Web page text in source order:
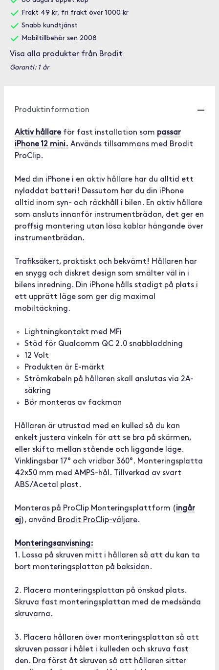
Frakt 49 kr, fri frakt över 1000 kr
Snabb kundtjänst
Mobiltillbehör sen 2008
Visa alla produkter från Brodit
Garanti: 1 år
Produktinformation
Aktiv hållareför fast installation som passar
iPhone 12 mini. Används tillsammans med Brodit
ProClip.
Med din iPhone i en aktiv hållare har du alltid ett
nyladdat batteri! Dessutom har du din iPhone
alltid inom syn- och räckhåll i bilen. En aktiv hållare
som ansluts innanför instrumentbrädan, det ger en
proffsig montering utan lösa kablar hängande över
instrumentbrädan.
Trafiksäkert, praktiskt och bekvämt! Hållaren har
en snygg och diskret design som smälter väl in i
bilens inredning. Din iPhone hålls stadigt på plats i
ett upprätt läge som ger dig maximal
mobiltäckning.
Lightningkontakt med MFi
Stöd för Qualcomm QC 2.0 snabbladdning
12 Volt
Produkten är E-märkt
Strömkabeln på hållaren skall anslutas via 2A-
säkring
Bör monteras av fackman
Hållaren är utrustad med en kulled så du kan
enkelt justera vinkeln för att se bra på skärmen,
eller skifta mellan stående och liggande läge.
Vinklingsbar 17° och vridbar 360°. Monteringsplatta
42x50 mm med AMPS-hål. Tillverkad av svart
ABS/Acetal plast.
Monteras på ProClip Monteringsplattform (ingår
ej), använd Brodit ProClip-väljare.
Monteringsanvisning:
1. Lossa på skruven mitt i hållaren så att du kan ta
bort monteringsplattan på baksidan.
2. Placera monteringsplattan på önskad plats.
Skruva fast monteringsplattan med de medsända
skruvarna.
3. Placera hållaren över monteringsplattan så att
skruven passar i hålet i kulleden och skruva fast
den. Dra först åt skruven så att hållaren sitter